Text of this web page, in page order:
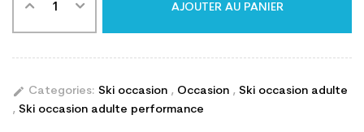
AJOUTER AU PANIER
edit Categories: Ski occasion , Occasion , Ski occasion adulte
, Ski occasion adulte performance